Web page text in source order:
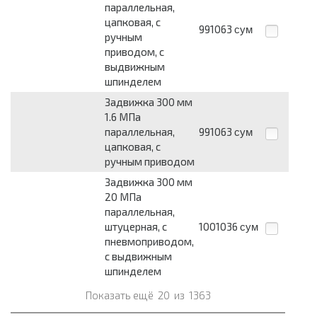
параллельная,
цапковая, с
ручным
приводом, с
выдвижным
шпинделем
991063 сум
Задвижка 300 мм
1.6 МПа
параллельная,
цапковая, с
ручным приводом
991063 сум
Задвижка 300 мм
20 МПа
параллельная,
штуцерная, с
пневмоприводом,
с выдвижным
шпинделем
1001036 сум
Показать ещё 20 из 1363